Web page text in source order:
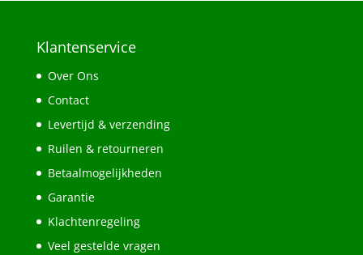
Klantenservice
Over Ons
Contact
Levertijd & verzending
Ruilen & retourneren
Betaalmogelijkheden
Garantie
Klachtenregeling
Veel gestelde vragen